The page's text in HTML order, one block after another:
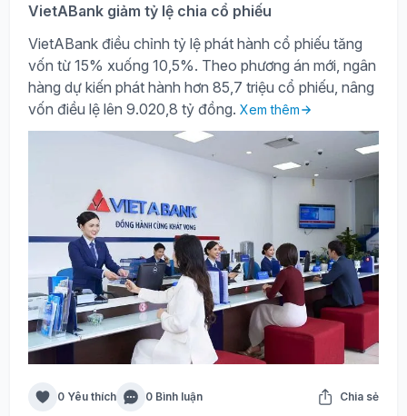
VietABank giảm tỷ lệ chia cổ phiếu
VietABank điều chỉnh tỷ lệ phát hành cổ phiếu tăng
vốn từ 15% xuống 10,5%. Theo phương án mới, ngân
hàng dự kiến phát hành hơn 85,7 triệu cổ phiếu, nâng
vốn điều lệ lên 9.020,8 tỷ đồng. Xem thêm
0 Yêu thích 0 Bình luận Chia sẻ